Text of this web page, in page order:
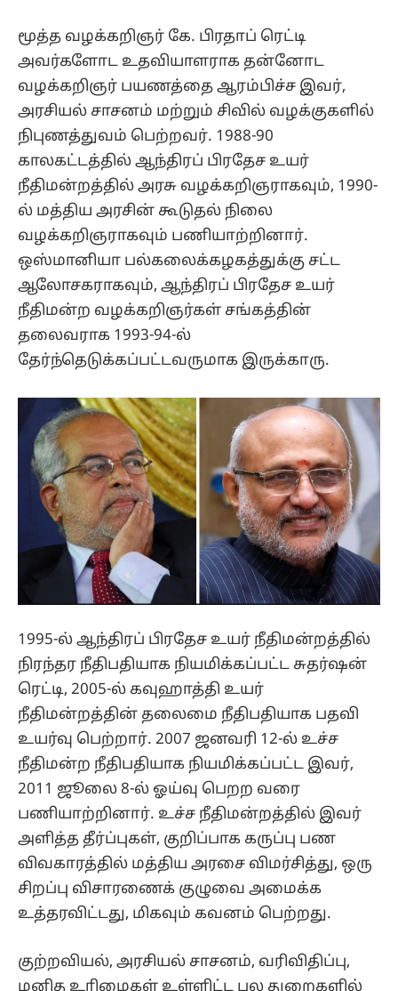
மூத்த வழக்கறிஞர் கே. பிரதாப் ரெட்டி
அவர்களோட உதவியாளராக தன்னோட
வழக்கறிஞர் பயணத்தை ஆரம்பிச்ச இவர்,
அரசியல் சாசனம் மற்றும் சிவில் வழக்குகளில்
நிபுணத்துவம் பெற்றவர். 1988-90
காலகட்டத்தில் ஆந்திரப் பிரதேச உயர்
நீதிமன்றத்தில் அரசு வழக்கறிஞராகவும், 1990-
ல் மத்திய அரசின் கூடுதல் நிலை
வழக்கறிஞராகவும் பணியாற்றினார்.
ஒஸ்மானியா பல்கலைக்கழகத்துக்கு சட்ட
ஆலோசகராகவும், ஆந்திரப் பிரதேச உயர்
நீதிமன்ற வழக்கறிஞர்கள் சங்கத்தின்
தலைவராக 1993-94-ல்
தேர்ந்தெடுக்கப்பட்டவருமாக இருக்காரு.
1995-ல் ஆந்திரப் பிரதேச உயர் நீதிமன்றத்தில்
நிரந்தர நீதிபதியாக நியமிக்கப்பட்ட சுதர்ஷன்
ரெட்டி, 2005-ல் கவுஹாத்தி உயர்
நீதிமன்றத்தின் தலைமை நீதிபதியாக பதவி
உயர்வு பெற்றார். 2007 ஜனவரி 12-ல் உச்ச
நீதிமன்ற நீதிபதியாக நியமிக்கப்பட்ட இவர்,
2011 ஜூலை 8-ல் ஓய்வு பெறற வரை
பணியாற்றினார். உச்ச நீதிமன்றத்தில் இவர்
அளித்த தீர்ப்புகள், குறிப்பாக கருப்பு பண
விவகாரத்தில் மத்திய அரசை விமர்சித்து, ஒரு
சிறப்பு விசாரணைக் குழுவை அமைக்க
உத்தரவிட்டது, மிகவும் கவனம் பெற்றது.
குற்றவியல், அரசியல் சாசனம், வரிவிதிப்பு,
மனித உரிமைகள் உள்ளிட்ட பல துறைகளில்